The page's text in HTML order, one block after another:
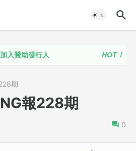
助發行人 HOT！！ 台語
期
報228期
0